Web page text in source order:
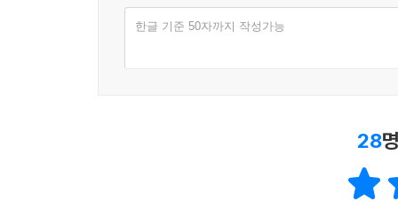
한글 기준 50자까지 작성가능
28